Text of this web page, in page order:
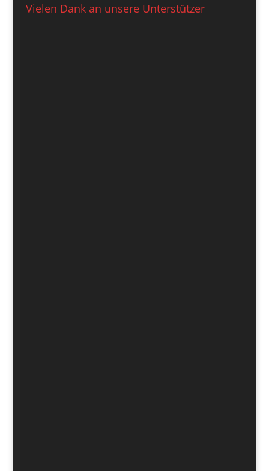
Vielen Dank an unsere Unterstützer